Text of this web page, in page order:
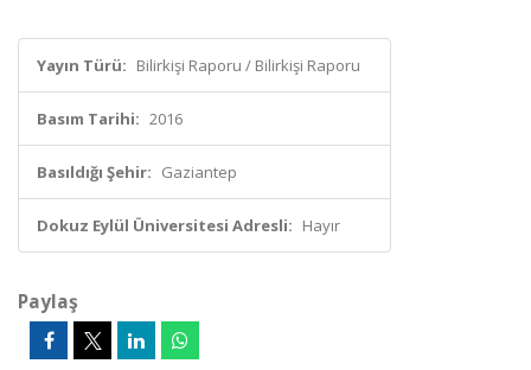
Yayın Türü: Bilirkişi Raporu / Bilirkişi Raporu
Basım Tarihi: 2016
Basıldığı Şehir: Gaziantep
Dokuz Eylül Üniversitesi Adresli: Hayır
Paylaş